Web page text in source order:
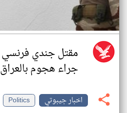
جراء هجوم بالعراق
اخبار جيبوتي
Politics